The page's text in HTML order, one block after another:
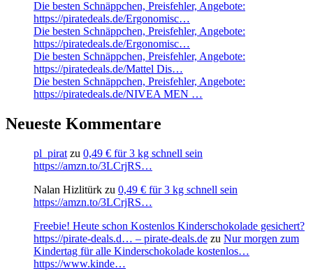
Die besten Schnäppchen, Preisfehler, Angebote:
https://piratedeals.de/Ergonomisc…
Die besten Schnäppchen, Preisfehler, Angebote:
https://piratedeals.de/Ergonomisc…
Die besten Schnäppchen, Preisfehler, Angebote:
https://piratedeals.de/Mattel Dis…
Die besten Schnäppchen, Preisfehler, Angebote:
https://piratedeals.de/NIVEA MEN …
Neueste Kommentare
pl_pirat zu 0,49 € für 3 kg schnell sein
https://amzn.to/3LCrjRS…
Nalan Hizlitürk zu 0,49 € für 3 kg schnell sein
https://amzn.to/3LCrjRS…
Freebie! Heute schon Kostenlos Kinderschokolade gesichert?
https://pirate-deals.d… – pirate-deals.de zu Nur morgen zum
Kindertag für alle Kinderschokolade kostenlos…
https://www.kinde…